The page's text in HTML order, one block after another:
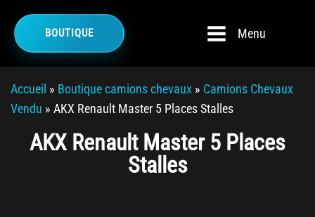
BOUTIQUE Menu
Accueil » Boutique camions chevaux » Camions Chevaux
Vendu » AKX Renault Master 5 Places Stalles
AKX Renault Master 5 Places
Stalles